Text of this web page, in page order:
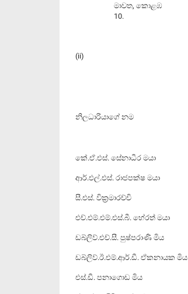
මාවත, කොළඹ
10.
(ii)
නිලධාරියාගේ නම
කේ.ඒ.එස්. සේනාධීර මයා
ආර්.එල්.එස්. රාජපක්ෂ මයා
සී.එස්. වික්‍රමාරච්චි
එච්.එම්.එම්.එස්.බී. හේරත් මයා
ඩබ්ලිව්.එච්.සී. පුෂ්පරාණි මිය
ඩබ්ලිව්.ඊ.එම්.ආර්.ඩී. ඒකනායක මිය
එස්.ඩී. පනාගොඩ මිය